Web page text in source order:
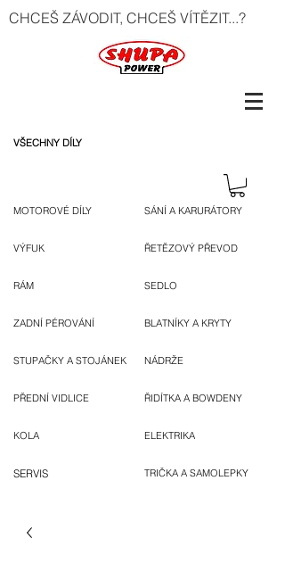
CHCEŠ ZÁVODIT, CHCEŠ VÍTĚZIT...?
VŠECHNY DÍLY
MOTOROVÉ DÍLY
VÝFUK
RÁM
ZADNÍ PÉROVÁNÍ
STUPAČKY A STOJÁNEK
PŘEDNÍ VIDLICE
KOLA
SERVIS
SÁNÍ A KARURÁTORY
ŘETĚZOVÝ PŘEVOD
SEDLO
BLATNÍKY A KRYTY
NÁDRŽE
ŘIDÍTKA A BOWDENY
ELEKTRIKA
TRIČKA A SAMOLEPKY